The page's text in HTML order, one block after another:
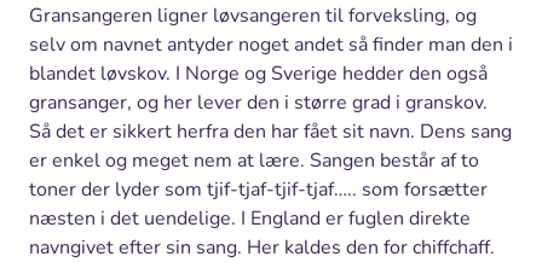
Gransangeren ligner løvsangeren til forveksling, og
selv om navnet antyder noget andet så finder man den i
blandet løvskov. I Norge og Sverige hedder den også
gransanger, og her lever den i større grad i granskov.
Så det er sikkert herfra den har fået sit navn. Dens sang
er enkel og meget nem at lære. Sangen består af to
toner der lyder som tjif-tjaf-tjif-tjaf….. som forsætter
næsten i det uendelige. I England er fuglen direkte
navngivet efter sin sang. Her kaldes den for chiffchaff.